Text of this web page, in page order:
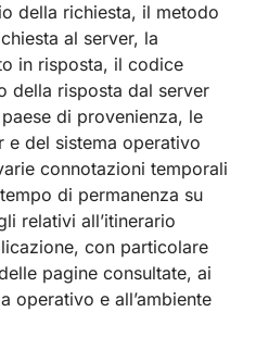
della richiesta, il metodo
al server, la
in risposta, il codice
della risposta dal server
di provenienza, le
e del sistema operativo
connotazioni temporali
di permanenza su
relativi all’itinerario
con particolare
pagine consultate, ai
operativo e all’ambiente